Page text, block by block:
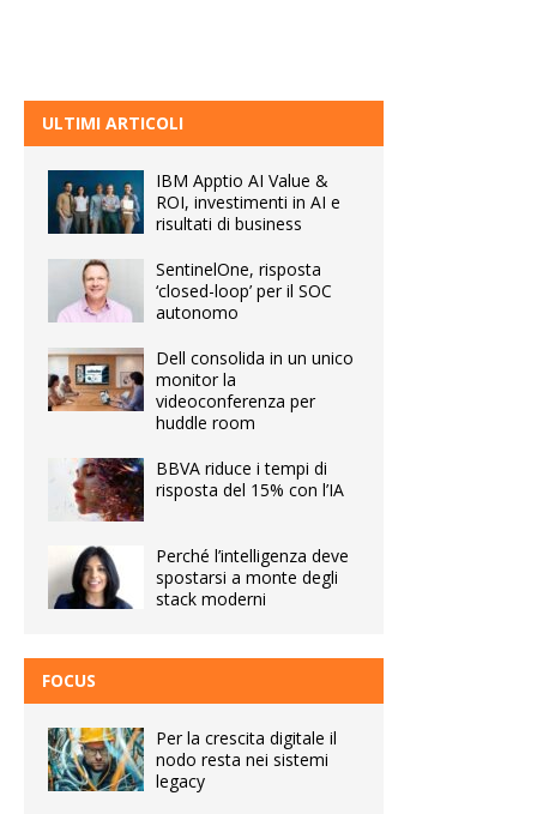
ULTIMI ARTICOLI
IBM Apptio AI Value &
ROI, investimenti in AI e
risultati di business
SentinelOne, risposta
‘closed-loop’ per il SOC
autonomo
Dell consolida in un unico
monitor la
videoconferenza per
huddle room
BBVA riduce i tempi di
risposta del 15% con l’IA
Perché l’intelligenza deve
spostarsi a monte degli
stack moderni
FOCUS
Per la crescita digitale il
nodo resta nei sistemi
legacy